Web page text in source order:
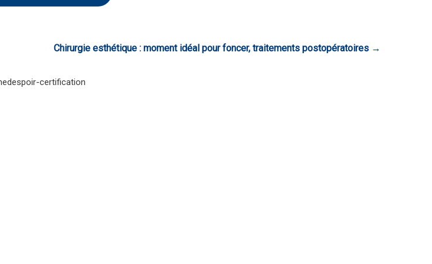
Chirurgie esthétique : moment idéal pour foncer, traitements postopératoires →